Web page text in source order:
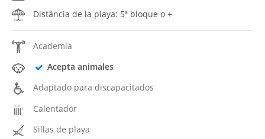
Distância de la playa: 5ª bloque o +
Academia
Acepta animales
Adaptado para discapacitados
Calentador
Sillas de playa